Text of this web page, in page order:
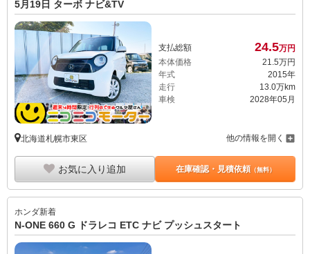
5月19日 ターボ ナビ&TV
支払総額 24.5万円
本体価格
21. 5万円
年式
2015年
走行
13.0万km
車検
2028年05月
北海道札幌市東区 他の情報を開く
お気に入り追加 在庫確認・見積依頼（無料）
ホンダ新着
N-ONE 660 G ドラレコ ETC ナビ プッシュスタート